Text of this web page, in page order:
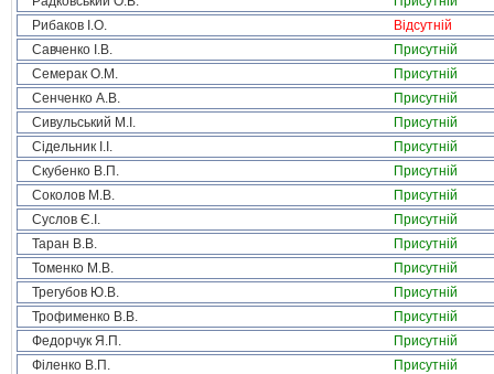
Рибаков І.О.
Відсутній
Савченко І.В.
Присутній
Семерак О.М.
Присутній
Сенченко А.В.
Присутній
Сивульський М.І.
Присутній
Сідельник І.І.
Присутній
Скубенко В.П.
Присутній
Соколов М.В.
Присутній
Суслов Є.І.
Присутній
Таран В.В.
Присутній
Томенко М.В.
Присутній
Трегубов Ю.В.
Присутній
Трофименко В.В.
Присутній
Федорчук Я.П.
Присутній
Філенко В.П.
Присутній